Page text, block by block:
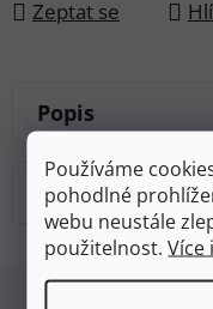
Používáme
pohodlné
webu neustále
použitelnost.Více
Zeptat se
Popis
Diskuze